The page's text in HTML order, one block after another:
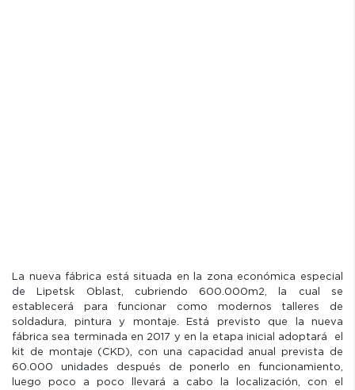
La nueva fábrica está situada en la zona económica especial
de Lipetsk Oblast, cubriendo 600.000m2, la cual se
establecerá para funcionar como modernos talleres de
soldadura, pintura y montaje. Está previsto que la nueva
fábrica sea terminada en 2017 y en la etapa inicial adoptará el
kit de montaje (CKD), con una capacidad anual prevista de
60.000 unidades después de ponerlo en funcionamiento,
luego poco a poco llevará a cabo la localización, con el